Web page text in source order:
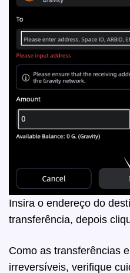
Insira o endereço do
transferência, depois
Como as transferências
irreversíveis, verifique